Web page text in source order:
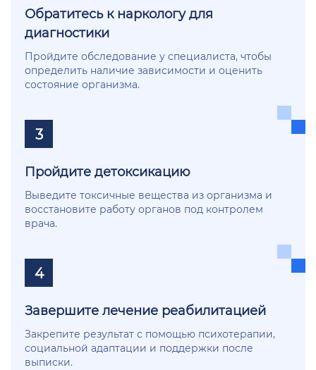
Обратитесь к наркологу для
диагностики
Пройдите обследование у специалиста, чтобы
определить наличие зависимости и оценить
состояние организма.
3
Пройдите детоксикацию
Выведите токсичные вещества из организма и
восстановите работу органов под контролем
врача.
4
Завершите лечение реабилитацией
Закрепите результат с помощью психотерапии,
социальной адаптации и поддержки после
выписки.